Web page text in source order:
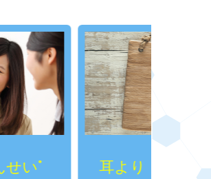
耳より！SPかわら版